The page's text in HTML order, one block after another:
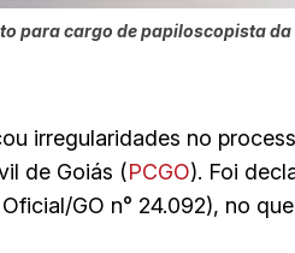
para cargo de papiloscopista da
irregularidades no
de Goiás (PCGO). Foi
GO n° 24.092), no